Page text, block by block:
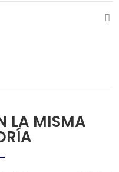
LA MISMA